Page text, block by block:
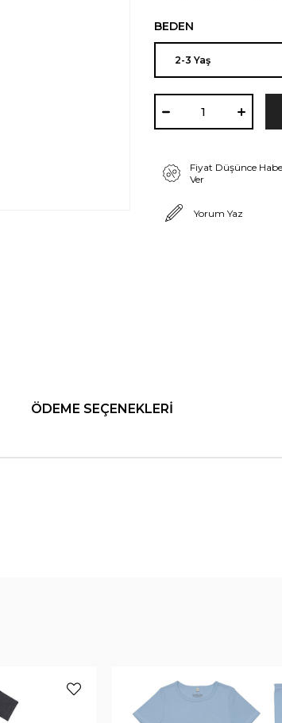
BEDEN
Fiyat Düşünce
Ver
Yorum Yaz
ÖDEME SEÇENEKLERI